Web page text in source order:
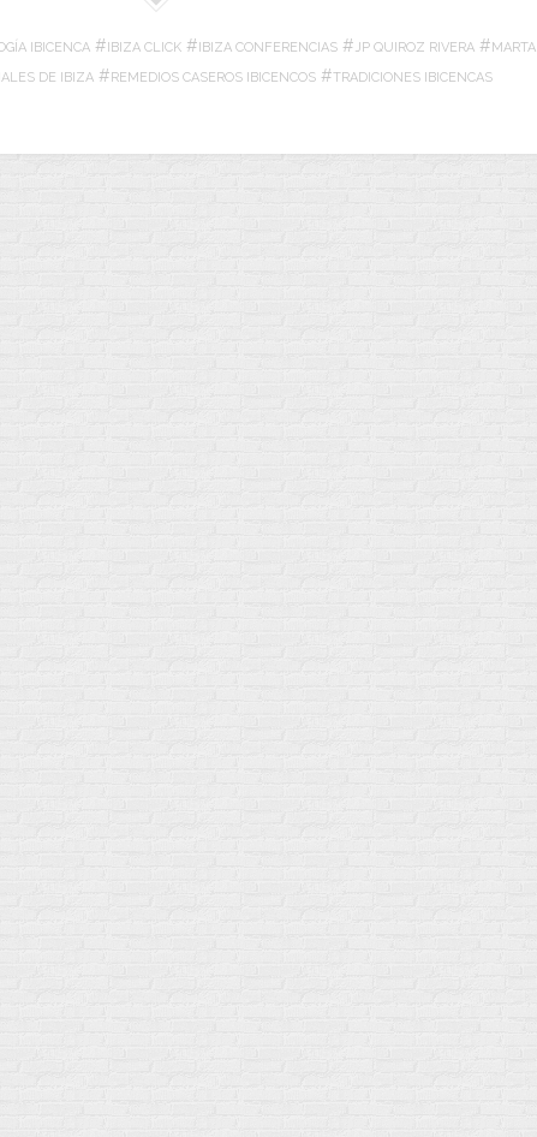
IBICENCA #IBIZA CLICK #IBIZA CONFERENCIAS #JP QUIROZ RIVERA #MARTA
DE IBIZA #REMEDIOS CASEROS IBICENCOS #TRADICIONES IBICENCAS